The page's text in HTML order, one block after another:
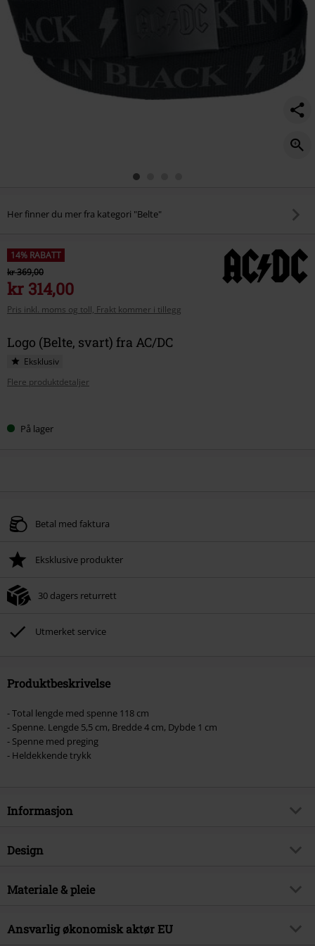
Her finner du mer fra kategori "Belte"
14% RABATT
kr 369,00
kr 314,00
Pris inkl. moms og toll, Frakt kommer i tillegg
Logo (Belte, svart) fra AC/DC
Eksklusiv
Flere produktdetaljer
størrelse
På lager
Betal med faktura
Eksklusive produkter
30 dagers returrett
Utmerket service
Produktbeskrivelse
- Total lengde med spenne 118 cm
- Spenne. Lengde 5,5 cm, Bredde 4 cm, Dybde 1 cm
- Spenne med preging
- Heldekkende trykk
Informasjon
Artikkelnummer
Musikksjanger
Produkt kategori
Band merch, Bands, Gaver
Design
Produkttype
Lukkemekanisme
Spenner
Materiale & pleie
Ytre materiale 100% polyester
Ansvarlig økonomisk aktør EU